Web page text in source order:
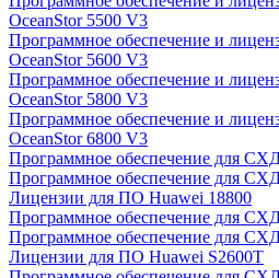
OceanStor 5500 V3
Программное обеспечение и
OceanStor 5600 V3
Программное обеспечение и
OceanStor 5800 V3
Программное обеспечение и
OceanStor 6800 V3
Программное обеспечение для
Программное обеспечение для
Лицензии для ПО Huawei 18800
Программное обеспечение для
Программное обеспечение для
Лицензии для ПО Huawei S2600T